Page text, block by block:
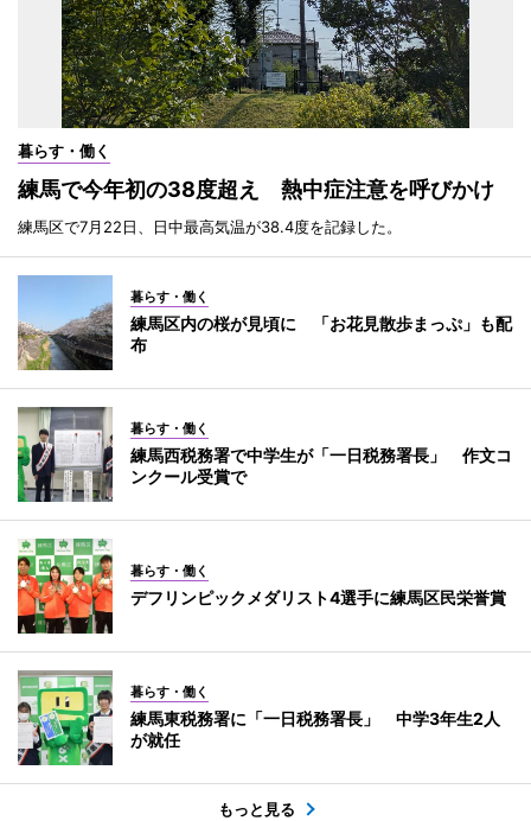
暮らす・働く
練馬で今年初の38度超え 熱中症注意を呼びかけ
練馬区で7月22日、日中最高気温が38.4度を記録した。
暮らす・働く
練馬区内の桜が見頃に 「お花見散歩まっぷ」も配
布
暮らす・働く
練馬西税務署で中学生が「一日税務署長」 作文コ
ンクール受賞で
暮らす・働く
デフリンピックメダリスト4選手に練馬区民栄誉賞
暮らす・働く
練馬東税務署に「一日税務署長」 中学3年生2人
が就任
もっと見る